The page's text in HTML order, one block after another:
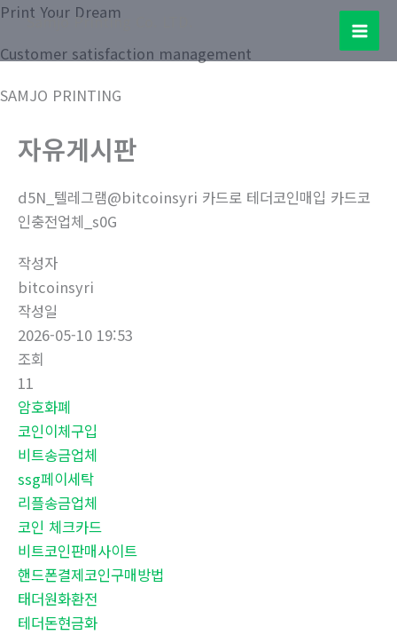
콘
츠
건
Samjo Printing Co. LTD.
Main
Print Your Dream
Customer satisfaction management
SAMJO PRINTING
자유게시판
d5N_텔레그램@bitcoinsyri 카드로 테더코인매입 카드코
인충전업체_s0G
작성자
bitcoinsyri
작성일
2026-05-10 19:53
조회
11
암호화폐
코인이체구입
비트송금업체
ssg페이세탁
리플송금업체
코인 체크카드
비트코인판매사이트
핸드폰결제코인구매방법
태더원화환전
테더돈현금화